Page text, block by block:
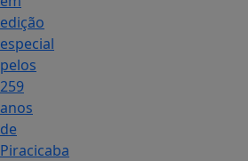
edição
especial
pelos
259
anos
de
Piracicaba